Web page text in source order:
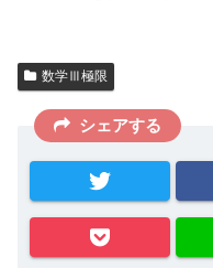
数学Ⅲ極限
シェアする